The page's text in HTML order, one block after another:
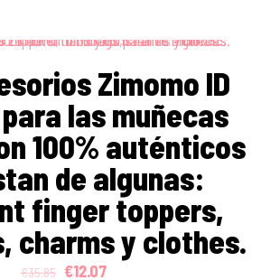
€2.75. €0.99.
Zimomo ID
las muñecas
100% auténticos
de algunas:
finger toppers,
charms y clothes.
€35.85 Original
€12.07Current